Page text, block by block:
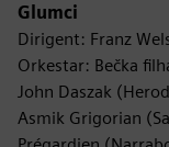
Glumci
Dirigent: Franz
Orkestar: Bečka
John Daszak
Asmik Grigorian